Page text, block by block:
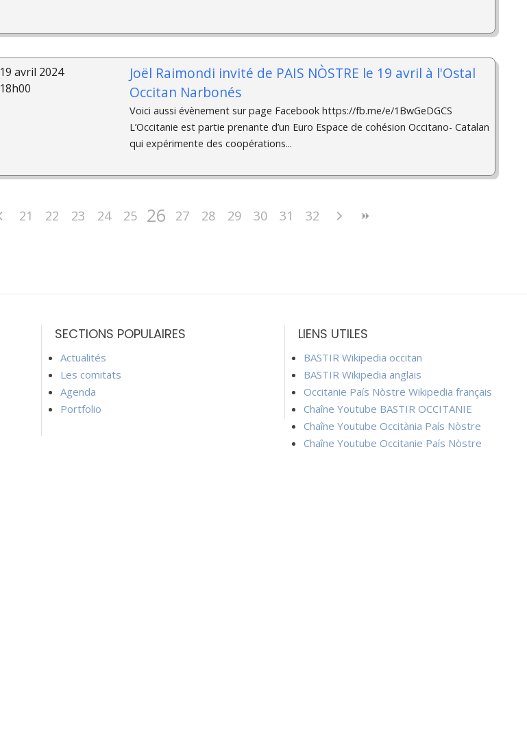
19 avril 2024
18h00
Joël Raimondi invité de PAIS NÒSTRE le 19 avril à l'Ostal
Occitan Narbonés
Voici aussi évènement sur page Facebook https://fb.me/e/1BwGeDGCS
L’Occitanie est partie prenante d’un Euro Espace de cohésion Occitano- Catalan
qui expérimente des coopérations...
21 22 23 24 25 26 27 28 29 30 31 32
SECTIONS POPULAIRES
Actualités
Les comitats
Agenda
Portfolio
LIENS UTILES
BASTIR Wikipedia occitan
BASTIR Wikipedia anglais
Occitanie País Nòstre Wikipedia français
Chaîne Youtube BASTIR OCCITANIE
Chaîne Youtube Occitània País Nòstre
Chaîne Youtube Occitanie País Nòstre